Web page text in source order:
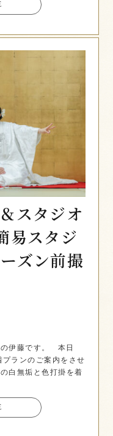
スタジオ
易スタジ
ズン前撮
の伊藤です。 本日
ランのご案内をさせ
白無垢と色打掛を着